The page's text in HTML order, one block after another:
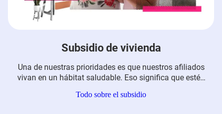
Subsidio de vivienda
Una de nuestras prioridades es que nuestros afiliados
vivan en un hábitat saludable. Eso significa que estén
familias, que sea asequible económicamente y que
Todo sobre el subsidio